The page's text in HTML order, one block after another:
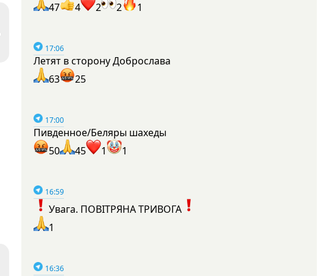
47
4 2 2 1
17:06
Летят в сторону Доброслава
63
25
17:00
Пивденное/Беляры шахеды
50
45 1 1
16:59
Увага. ПОВІТРЯНА ТРИВОГА
1
16:36